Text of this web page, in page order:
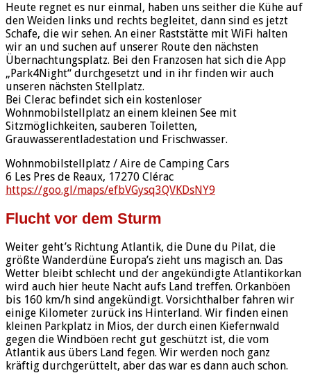
Heute regnet es nur einmal, haben uns seither die Kühe auf
den Weiden links und rechts begleitet, dann sind es jetzt
Schafe, die wir sehen. An einer Raststätte mit WiFi halten
wir an und suchen auf unserer Route den nächsten
Übernachtungsplatz. Bei den Franzosen hat sich die App
„Park4Night“ durchgesetzt und in ihr finden wir auch
unseren nächsten Stellplatz.
Bei Clerac befindet sich ein kostenloser
Wohnmobilstellplatz an einem kleinen See mit
Sitzmöglichkeiten, sauberen Toiletten,
Grauwasserentladestation und Frischwasser.
Wohnmobilstellplatz / Aire de Camping Cars
6 Les Pres de Reaux, 17270 Clérac
https://goo.gl/maps/efbVGysq3QVKDsNY9
Flucht vor dem Sturm
Weiter geht’s Richtung Atlantik, die Dune du Pilat, die
größte Wanderdüne Europa’s zieht uns magisch an. Das
Wetter bleibt schlecht und der angekündigte Atlantikorkan
wird auch hier heute Nacht aufs Land treffen. Orkanböen
bis 160 km/h sind angekündigt. Vorsichthalber fahren wir
einige Kilometer zurück ins Hinterland. Wir finden einen
kleinen Parkplatz in Mios, der durch einen Kiefernwald
gegen die Windböen recht gut geschützt ist, die vom
Atlantik aus übers Land fegen. Wir werden noch ganz
kräftig durchgerüttelt, aber das war es dann auch schon.